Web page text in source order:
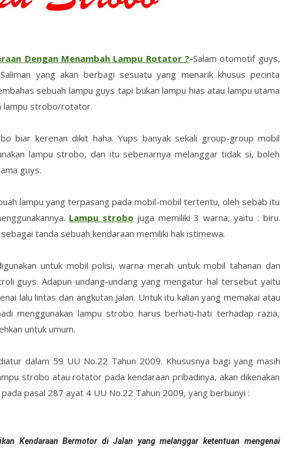
Dengan Menambah Lampu Rotator ?-Salam otomotif guys,
yang akan berbagi sesuatu yang menarik khusus pecinta
sebuah lampu guys tapi bukan lampu hias atau lampu utama
lampu strobo/rotator.
biar kerenan dikit haha. Yups banyak sekali group-group mobil
lampu strobo, dan itu sebenarnya melanggar tidak si, boleh
guys.
lampu yang terpasang pada mobil-mobil tertentu, oleh sebab itu
Lampu strobo juga memiliki 3 warna, yaitu : biru.
tanda sebuah kendaraan memiliki hak istimewa.
untuk mobil polisi, warna merah untuk mobil tahanan dan
guys. Adapun undang-undang yang mengatur hal tersebut yaitu
lalu lintas dan angkutan jalan. Untuk itu kalian yang memakai atau
menggunakan lampu strobo harus berhati-hati terhadap razia,
untuk umum.
dalam 59 UU No.22 Tahun 2009. Khususnya bagi yang masih
strobo atau rotator pada kendaraan pribadinya, akan dikenakan
pasal 287 ayat 4 UU No.22 Tahun 2009, yang berbunyi :
Kendaraan Bermotor di Jalan yang melanggar ketentuan mengenai